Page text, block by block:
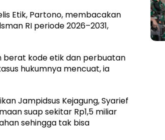
Etik, Partono, membacakan
RI periode 2026–2031,
berat kode etik dan perbuatan
hukumnya mencuat, ia
Jampidsus Kejagung, Syarief
suap sekitar Rp1,5 miliar
sehingga tak bisa